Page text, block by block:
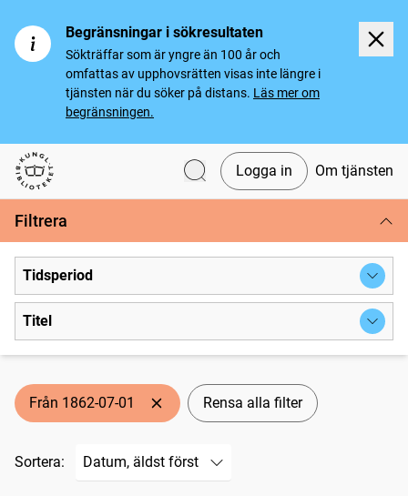
Begränsningar i sökresultaten
Sökträffar som är yngre än 100 år och
omfattas av upphovsrätten visas inte längre i
tjänsten när du söker på distans. Läs mer om
begränsningen.
Svenska tidningar
Logga in Om tjänsten
Filtrera
Tidsperiod
Titel
Från 1862-07-01 Rensa alla filter
Sortera: